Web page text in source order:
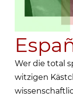
Wer die total
witzigen